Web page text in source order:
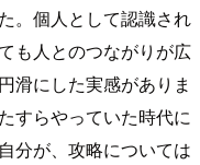
。個人として認識され
も人とのつながりが広
滑にした実感がありま
すらやっていた時代に
分が、攻略については